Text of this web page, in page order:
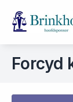
Forcyd